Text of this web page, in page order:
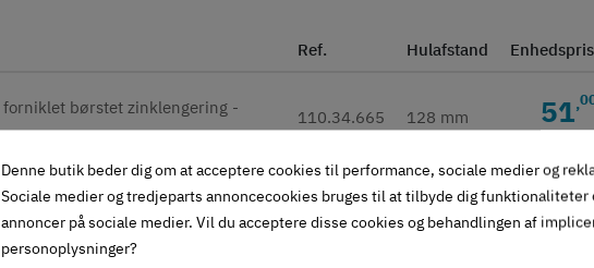
Ref. Hulafstand Enhedspris
110.34.665 128 mm 51,
Inkl.
110.34.666 160 mm 59,
Inkl.
Denne butik beder dig om at acceptere cookies til performance, sociale medier og
Sociale medier og tredjeparts annoncecookies bruges til at tilbyde dig funktionaliteter
annoncer på sociale medier. Vil du acceptere disse cookies og behandlingen af
personoplysninger?